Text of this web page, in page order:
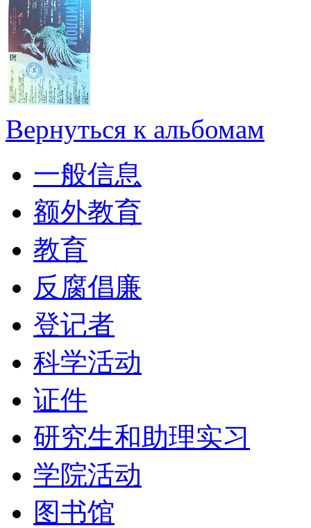
Вернуться к альбомам
一般信息
额外教育
教育
反腐倡廉
登记者
科学活动
证件
研究生和助理实习
学院活动
图书馆